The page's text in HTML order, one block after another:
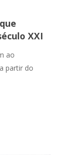
XXI
ao
partir do